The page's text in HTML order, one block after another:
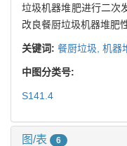
垃圾机器堆肥进行二次
改良餐厨垃圾机器堆肥
关键词: 餐厨垃圾, 机器
中图分类号:
S141.4
图/表 6